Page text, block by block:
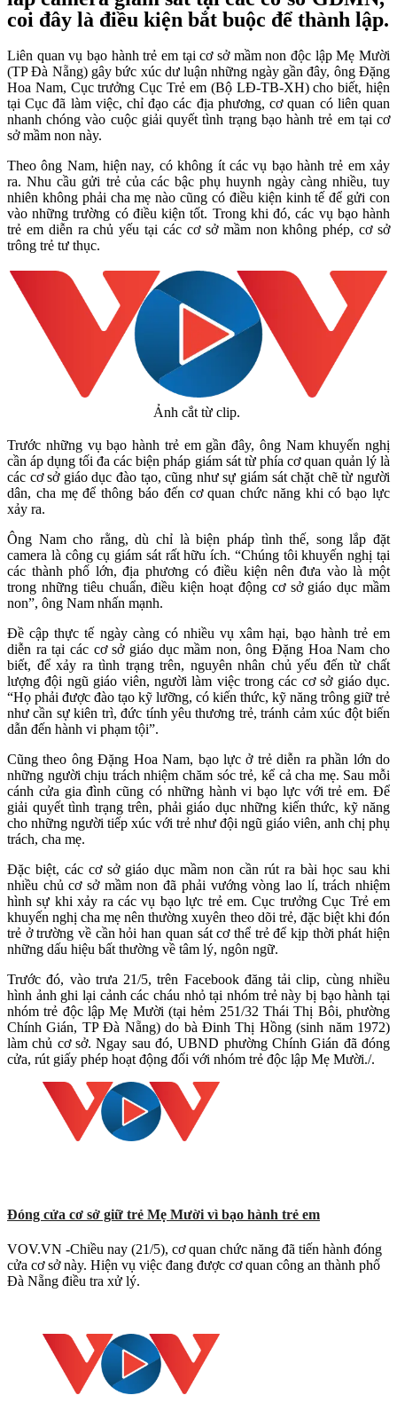
coi đây là điều kiện bắt buộc để thành lập.
Liên quan vụ bạo hành trẻ em tại cơ sở mầm non độc lập Mẹ Mười
(TP Đà Nẵng) gây bức xúc dư luận những ngày gần đây, ông Đặng
Hoa Nam, Cục trưởng Cục Trẻ em (Bộ LĐ-TB-XH) cho biết, hiện
tại Cục đã làm việc, chỉ đạo các địa phương, cơ quan có liên quan
nhanh chóng vào cuộc giải quyết tình trạng bạo hành trẻ em tại cơ
sở mầm non này.
Theo ông Nam, hiện nay, có không ít các vụ bạo hành trẻ em xảy
ra. Nhu cầu gửi trẻ của các bậc phụ huynh ngày càng nhiều, tuy
nhiên không phải cha mẹ nào cũng có điều kiện kinh tế để gửi con
vào những trường có điều kiện tốt. Trong khi đó, các vụ bạo hành
trẻ em diễn ra chủ yếu tại các cơ sở mầm non không phép, cơ sở
trông trẻ tư thục.
Ảnh cắt từ clip.
Trước những vụ bạo hành trẻ em gần đây, ông Nam khuyến nghị
cần áp dụng tối đa các biện pháp giám sát từ phía cơ quan quản lý là
các cơ sở giáo dục đào tạo, cũng như sự giám sát chặt chẽ từ người
dân, cha mẹ để thông báo đến cơ quan chức năng khi có bạo lực
xảy ra.
Ông Nam cho rằng, dù chỉ là biện pháp tình thế, song lắp đặt
camera là công cụ giám sát rất hữu ích. “Chúng tôi khuyến nghị tại
các thành phố lớn, địa phương có điều kiện nên đưa vào là một
trong những tiêu chuẩn, điều kiện hoạt động cơ sở giáo dục mầm
non”, ông Nam nhấn mạnh.
Đề cập thực tế ngày càng có nhiều vụ xâm hại, bạo hành trẻ em
diễn ra tại các cơ sở giáo dục mầm non, ông Đặng Hoa Nam cho
biết, để xảy ra tình trạng trên, nguyên nhân chủ yếu đến từ chất
lượng đội ngũ giáo viên, người làm việc trong các cơ sở giáo dục.
“Họ phải được đào tạo kỹ lưỡng, có kiến thức, kỹ năng trông giữ trẻ
như cần sự kiên trì, đức tính yêu thương trẻ, tránh cảm xúc đột biến
dẫn đến hành vi phạm tội”.
Cũng theo ông Đặng Hoa Nam, bạo lực ở trẻ diễn ra phần lớn do
những người chịu trách nhiệm chăm sóc trẻ, kể cả cha mẹ. Sau mỗi
cánh cửa gia đình cũng có những hành vi bạo lực với trẻ em. Để
giải quyết tình trạng trên, phải giáo dục những kiến thức, kỹ năng
cho những người tiếp xúc với trẻ như đội ngũ giáo viên, anh chị phụ
trách, cha mẹ.
Đặc biệt, các cơ sở giáo dục mầm non cần rút ra bài học sau khi
nhiều chủ cơ sở mầm non đã phải vướng vòng lao lí, trách nhiệm
hình sự khi xảy ra các vụ bạo lực trẻ em. Cục trưởng Cục Trẻ em
khuyến nghị cha mẹ nên thường xuyên theo dõi trẻ, đặc biệt khi đón
trẻ ở trường về cần hỏi han quan sát cơ thể trẻ để kịp thời phát hiện
những dấu hiệu bất thường về tâm lý, ngôn ngữ.
Trước đó, vào trưa 21/5, trên Facebook đăng tải clip, cùng nhiều
hình ảnh ghi lại cảnh các cháu nhỏ tại nhóm trẻ này bị bạo hành tại
nhóm trẻ độc lập Mẹ Mười (tại hẻm 251/32 Thái Thị Bôi, phường
Chính Gián, TP Đà Nẵng) do bà Đinh Thị Hồng (sinh năm 1972)
làm chủ cơ sở. Ngay sau đó, UBND phường Chính Gián đã đóng
cửa, rút giấy phép hoạt động đối với nhóm trẻ độc lập Mẹ Mười./.
Đóng cửa cơ sở giữ trẻ Mẹ Mười vì bạo hành trẻ em
VOV.VN -Chiều nay (21/5), cơ quan chức năng đã tiến hành đóng
cửa cơ sở này. Hiện vụ việc đang được cơ quan công an thành phố
Đà Nẵng điều tra xử lý.